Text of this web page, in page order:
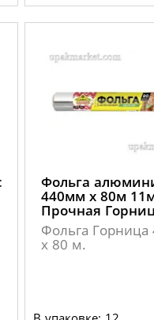
Фольга
440мм х 80м
Прочная
Фольга
х 80 м.